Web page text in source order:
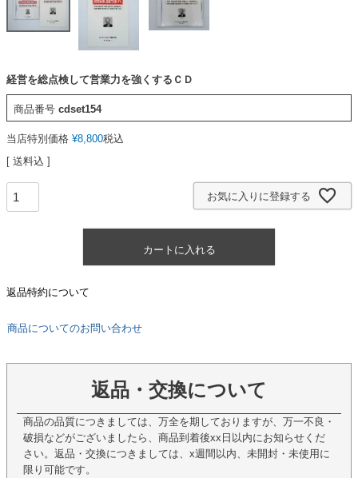
経営を総点検して営業力を強くするＣＤ
商品番号 cdset154
当店特別価格 ¥8,800税込
送料込
お気に入りに登録する
カートに入れる
返品特約について
商品についてのお問い合わせ
返品・交換について
商品の品質につきましては、万全を期しておりますが、万一不良・
破損などがございましたら、商品到着後xx日以内にお知らせくだ
さい。返品・交換につきましては、x週間以内、未開封・未使用に
限り可能です。